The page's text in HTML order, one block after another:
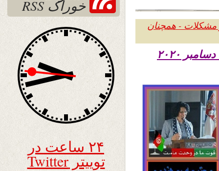
- همچنان
تاریخ نشر شنبه ۱۵ قوس ۱۳۹۹ – پنجم دسامبر ۲۰۲۰
خوراک RSS
۲۴ ساعت در
توییتر Twitter